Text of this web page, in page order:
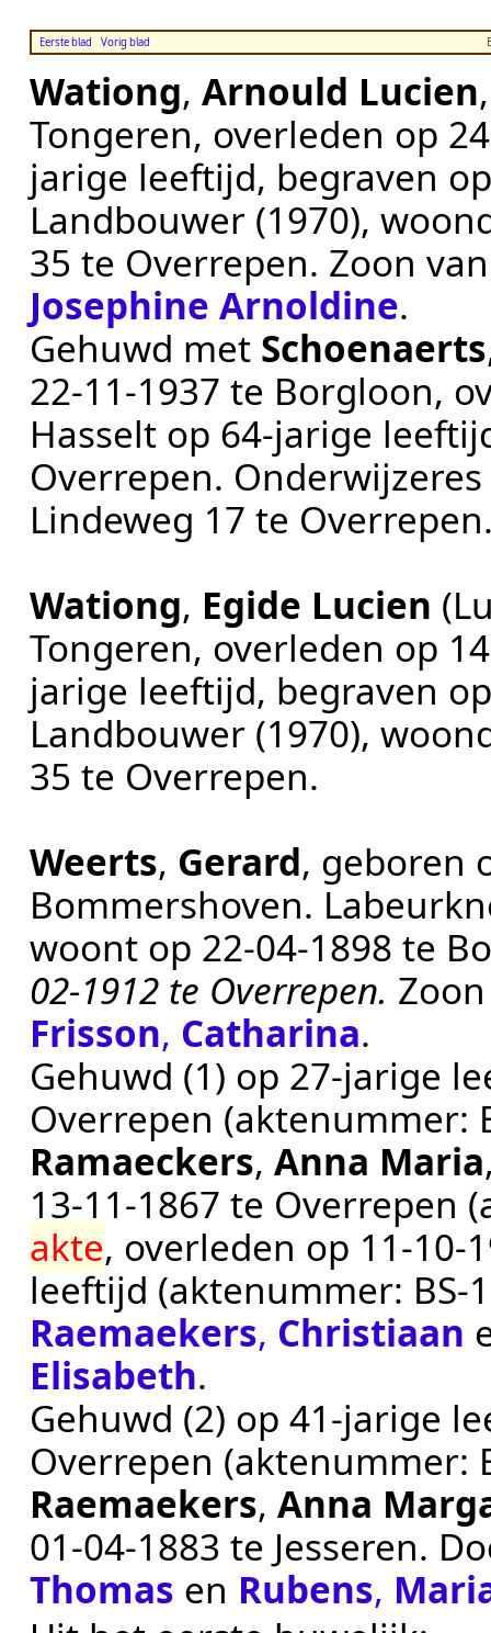
Eerste blad Vorig blad
Wationg,Arnould Lucien
Tongeren, overleden op
jarige leeftijd, begraven
Landbouwer (1970),
35 te Overrepen. Zoon
Josephine Arnoldine.
Gehuwd met Schoenaerts
22‑11‑1937 te Borgloon,
Hasselt op 64-jarige
Overrepen. Onderwijzeres
Lindeweg 17 te Overrepen
Wationg, Egide Lucien
Tongeren, overleden op
jarige leeftijd, begraven
Landbouwer (1970),
35 te Overrepen.
Weerts, Gerard, geboren
Bommershoven.
woont op 22‑04‑1898 te
02-1912 te Overrepen.
Frisson, Catharina.
Gehuwd (1) op 27-jarige
Overrepen (aktenummer:
Ramaeckers,Anna Maria
13‑11‑1867 te Overrepen
akte, overleden op
leeftijd (aktenummer: BS-
Raemaekers, Christiaan
Elisabeth.
Gehuwd (2) op 41-jarige
Overrepen (aktenummer:
Raemaekers,Anna
01‑04‑1883 te Jesseren.
Thomas en Rubens,